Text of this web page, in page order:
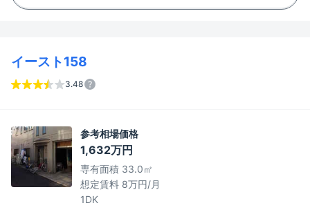
イースト158
3.48
参考相場価格
1,632万円
専有面積 33.0㎡
想定賃料 8万円/月
1DK